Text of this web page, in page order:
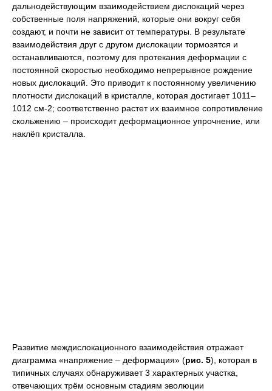
дальнодействующим взаимодействием дислокаций через
собственные поля напряжений, которые они вокруг себя
создают, и почти не зависит от температуры. В результате
взаимодействия друг с другом дислокации тормозятся и
останавливаются, поэтому для протекания деформации с
постоянной скоростью необходимо непрерывное рождение
новых дислокаций. Это приводит к постоянному увеличению
плотности дислокаций в кристалле, которая достигает 1011‒
1012 см-2; соответственно растет их взаимное сопротивление
скольжению ‒ происходит деформационное упрочнение, или
наклёп кристалла.
Развитие междислокационного взаимодействия отражает
диаграмма «напряжение ‒ деформация» (рис. 5), которая в
типичных случаях обнаруживает 3 характерных участка,
отвечающих трём основным стадиям эволюции